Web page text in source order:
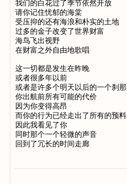
我们的白花过了季节依然开放
请你记住忧郁的海棠
受压抑的还有海浪和朴实的土地
过多的金子改变了世界财富
海鸟飞出视野
在财富之外自由地歌唱
这一切都是发生在昨晚
或者很多年以前
或者是许多个明天以后的一个刹那
你出航前所有可能的代价
因为你变得高昂
而你的行为已经走出了所有的预料
因此我看见了你
同时那个一个轻微的声音